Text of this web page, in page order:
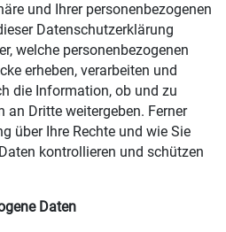
und Ihrer personenbezogenen
Datenschutzerklärung
welche personenbezogenen
erheben, verarbeiten und
die Information, ob und zu
an Dritte weitergeben. Ferner
über Ihre Rechte und wie Sie
kontrollieren und schützen
Daten